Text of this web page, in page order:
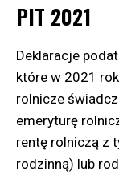
Konkurs
ponad 21
W tegorocznej
994
do konkursu.
takie elementy
PIT 2021
Deklaracje
które w 2021
rolnicze
emeryturę
rentę rolniczą z
rodzinną) lub